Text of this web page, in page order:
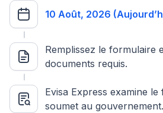
10 Août, 2026
Remplissez le formulaire
documents requis.
Evisa Express examine
soumet au gouvernement.